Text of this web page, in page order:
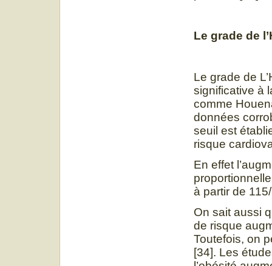
Le grade de
Le grade de
significative à
comme
données
seuil est
risque
En effet
à partir de
On sait aussi
de risque
Toutefois, on
[34]. Les